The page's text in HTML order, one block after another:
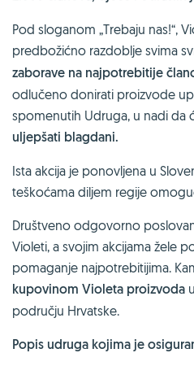
Pod sloganom „Trebaju nas!“,
predbožićno razdoblje svima
zaborave na najpotrebitije
odlučeno donirati proizvode
spomenutih Udruga, u nadi da
uljepšati blagdani.
Ista akcija je ponovljena u
teškoćama diljem regije
Društveno odgovorno
Violeti, a svojim akcijama žele
pomaganje najpotrebitijima.
kupovinom Violeta proizvoda
području Hrvatske.
Popis udruga kojima je